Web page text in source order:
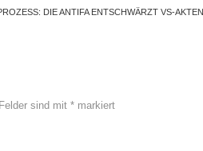
DIE ANTIFA ENTSCHWÄRZT VS-AKTEN
sind mit * markiert